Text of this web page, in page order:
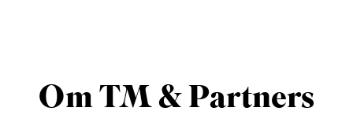
Om TM & Partners